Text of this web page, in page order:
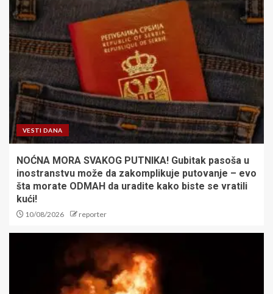
VESTI DANA
NOĆNA MORA SVAKOG PUTNIKA! Gubitak pasoša u
inostranstvu može da zakomplikuje putovanje – evo
šta morate ODMAH da uradite kako biste se vratili
kući!
10/08/2026 reporter